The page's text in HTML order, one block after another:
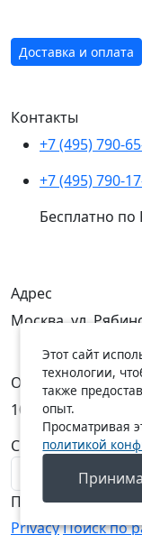
Доставка и оплата
Контакты
+7 (495) 790-
+7 (495) 790-
Бесплатно по
Адрес
Москва, ул.
Открыты
10:00 — 19:00
C Пн по Пт
Подписаться на
PrivacyПоиск по
Этот сайт
технологии,
также
опыт.
Просматривая
политикой